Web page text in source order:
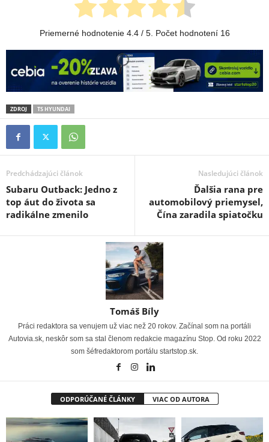
Priemerné hodnotenie 4.4/ 5. Počet hodnotení 16
ZDROJ TS HYUNDAI
Predchádzajúci článok
Subaru Outback: Jedno z
top áut do života sa
radikálne zmenilo
Nasledujúci článok
Ďalšia rana pre
automobilový priemysel,
Čína zaradila spiatočku
Tomáš Bíly
Práci redaktora sa venujem už viac než 20 rokov. Začínal som na portáli
Autovia.sk, neskôr som sa stal členom redakcie magazínu Stop. Od roku 2022
som šéfredaktorom portálu startstop.sk.
ODPORÚČANÉ ČLÁNKY VIAC OD AUTORA